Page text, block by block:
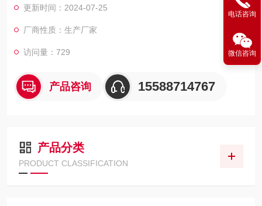
统，主要是利用GPRS网络对环境温湿度进行监控。如：冷藏
车、保温箱、血库、食品药品厂、大型仓库、异地冷库和实验
室、机房、档案室等。GPRS温湿度记录仪和传统温湿度记录仪
相比，具有时实监控
更新时间：2024-07-25
厂商性质：生产厂家
访问量：729
产品咨询 15588714767
产品分类
PRODUCT CLASSIFICATION
电话咨询
微信咨询